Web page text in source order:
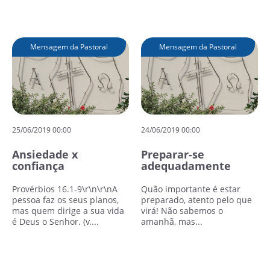
Mensagem da Pastoral
25/06/2019 00:00
Ansiedade x
confiança
Provérbios 16.1-9\r\n\r\nA
pessoa faz os seus planos,
mas quem dirige a sua vida
é Deus o Senhor. (v....
Mensagem da Pastoral
24/06/2019 00:00
Preparar-se
adequadamente
Quão importante é estar
preparado, atento pelo que
virá! Não sabemos o
amanhã, mas...